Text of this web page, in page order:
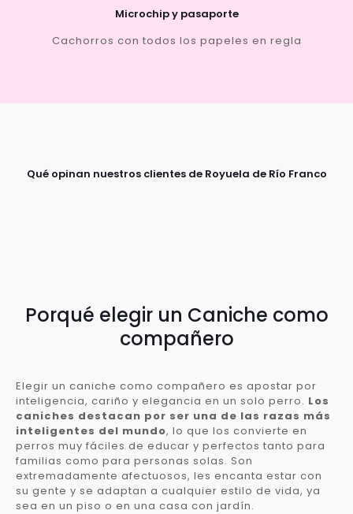
Microchip y pasaporte
Cachorros con todos los papeles en regla
Qué opinan nuestros clientes de Royuela de Río Franco
Porqué elegir un Caniche como
compañero
Elegir un caniche como compañero es apostar por
inteligencia, cariño y elegancia en un solo perro. Los
caniches destacan por ser una de las razas más
inteligentes del mundo, lo que los convierte en
perros muy fáciles de educar y perfectos tanto para
familias como para personas solas. Son
extremadamente afectuosos, les encanta estar con
su gente y se adaptan a cualquier estilo de vida, ya
sea en un piso o en una casa con jardín.